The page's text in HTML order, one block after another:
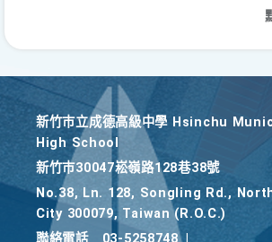
新竹巿立成德高級中學 Hsinchu
High School
新竹巿30047崧嶺路128巷38號
No.38, Ln. 128, Songling Rd.,
City 300079, Taiwan (R.O.C.)
聯絡電話
03-5258748